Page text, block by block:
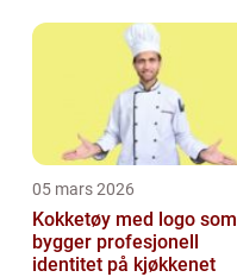
05 mars 2026
Kokketøy med logo som
bygger profesjonell
identitet på kjøkkenet